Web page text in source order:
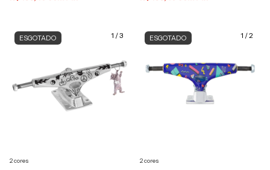
1 /3
ESGOTADO
2 cores
1 /2
ESGOTADO
2 cores